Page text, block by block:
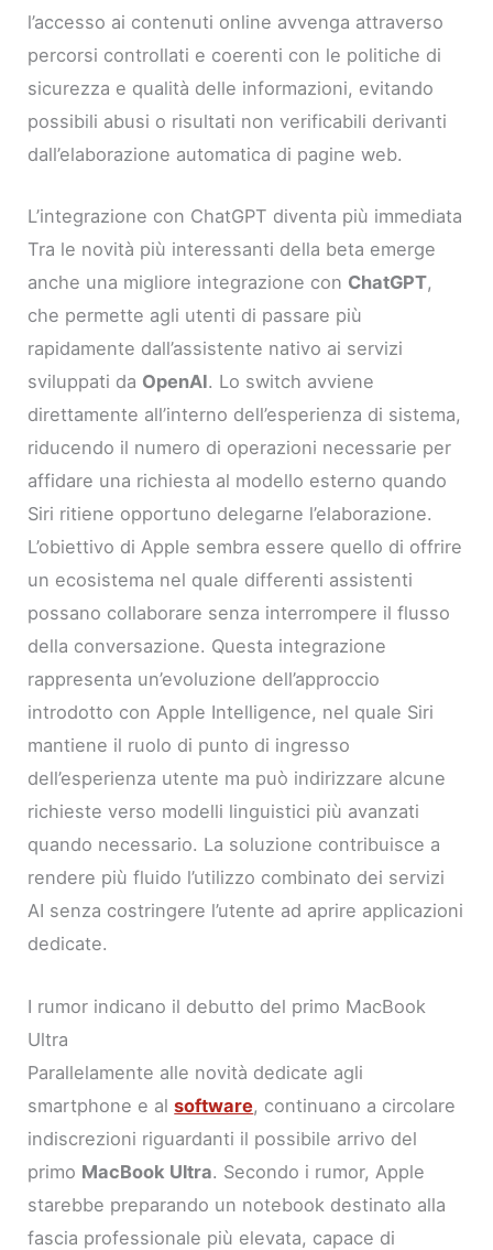
l’accesso ai contenuti online avvenga attraverso
percorsi controllati e coerenti con le politiche di
sicurezza e qualità delle informazioni, evitando
possibili abusi o risultati non verificabili derivanti
dall’elaborazione automatica di pagine web.
L’integrazione con ChatGPT diventa più immediata
Tra le novità più interessanti della beta emerge
anche una migliore integrazione con ChatGPT,
che permette agli utenti di passare più
rapidamente dall’assistente nativo ai servizi
sviluppati da OpenAI. Lo switch avviene
direttamente all’interno dell’esperienza di sistema,
riducendo il numero di operazioni necessarie per
affidare una richiesta al modello esterno quando
Siri ritiene opportuno delegarne l’elaborazione.
L’obiettivo di Apple sembra essere quello di offrire
un ecosistema nel quale differenti assistenti
possano collaborare senza interrompere il flusso
della conversazione. Questa integrazione
rappresenta un’evoluzione dell’approccio
introdotto con Apple Intelligence, nel quale Siri
mantiene il ruolo di punto di ingresso
dell’esperienza utente ma può indirizzare alcune
richieste verso modelli linguistici più avanzati
quando necessario. La soluzione contribuisce a
rendere più fluido l’utilizzo combinato dei servizi
AI senza costringere l’utente ad aprire applicazioni
dedicate.
I rumor indicano il debutto del primo MacBook
Ultra
Parallelamente alle novità dedicate agli
smartphone e alsoftware, continuano a circolare
indiscrezioni riguardanti il possibile arrivo del
primo MacBook Ultra. Secondo i rumor, Apple
starebbe preparando un notebook destinato alla
fascia professionale più elevata, capace di